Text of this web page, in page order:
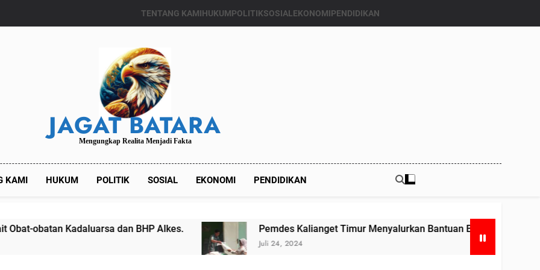
TENTANG KAMIHUKUMPOLITIKSOSIALEKONOMIPENDIDIKAN
JAGAT BATARA
Mengungkap Realita Menjadi Fakta
KAMI HUKUM POLITIK SOSIAL EKONOMI PENDIDIKAN
dan BHP Alkes. Pemdes Kalianget Timur Menyalurkan Bantuan Beras Bapang (Bantuan Pangan)
Juli 24, 2024